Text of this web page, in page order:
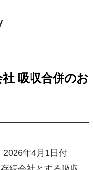
吸収合併のお
2026年4月1日付